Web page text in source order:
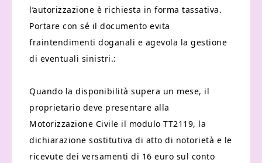
l’autorizzazione è richiesta in forma tassativa.
Portare con sé il documento evita
fraintendimenti doganali e agevola la gestione
di eventuali sinistri.:
Quando la disponibilità supera un mese, il
proprietario deve presentare alla
Motorizzazione Civile il modulo TT2119, la
dichiarazione sostitutiva di atto di notorietà e le
ricevute dei versamenti di 16 euro sul conto